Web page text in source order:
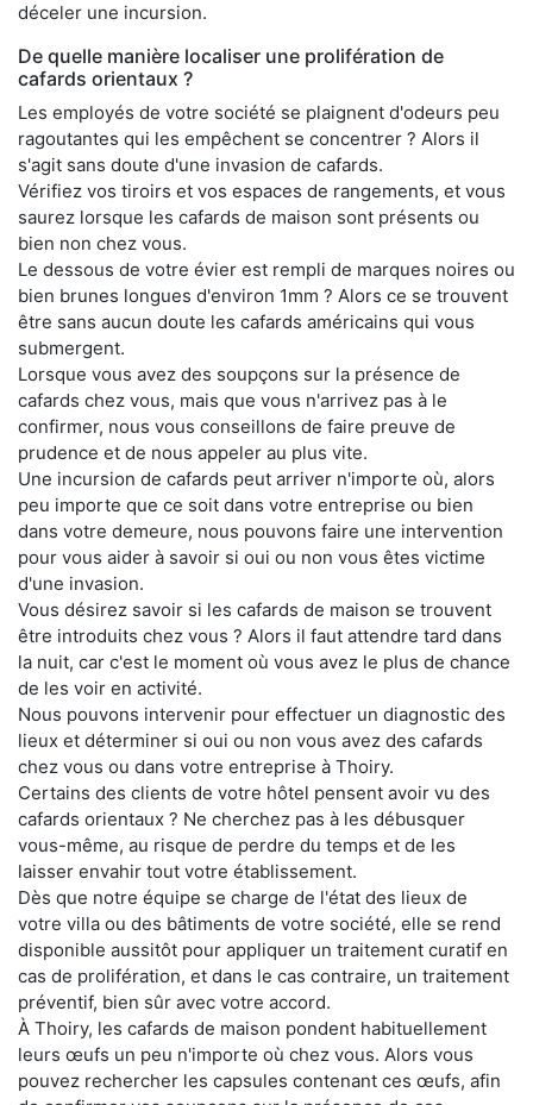
déceler une incursion.
De quelle manière localiser une prolifération de
cafards orientaux ?
Les employés de votre société se plaignent d'odeurs peu
ragoutantes qui les empêchent se concentrer ? Alors il
s'agit sans doute d'une invasion de cafards.
Vérifiez vos tiroirs et vos espaces de rangements, et vous
saurez lorsque les cafards de maison sont présents ou
bien non chez vous.
Le dessous de votre évier est rempli de marques noires ou
bien brunes longues d'environ 1mm ? Alors ce se trouvent
être sans aucun doute les cafards américains qui vous
submergent.
Lorsque vous avez des soupçons sur la présence de
cafards chez vous, mais que vous n'arrivez pas à le
confirmer, nous vous conseillons de faire preuve de
prudence et de nous appeler au plus vite.
Une incursion de cafards peut arriver n'importe où, alors
peu importe que ce soit dans votre entreprise ou bien
dans votre demeure, nous pouvons faire une intervention
pour vous aider à savoir si oui ou non vous êtes victime
d'une invasion.
Vous désirez savoir si les cafards de maison se trouvent
être introduits chez vous ? Alors il faut attendre tard dans
la nuit, car c'est le moment où vous avez le plus de chance
de les voir en activité.
Nous pouvons intervenir pour effectuer un diagnostic des
lieux et déterminer si oui ou non vous avez des cafards
chez vous ou dans votre entreprise à Thoiry.
Certains des clients de votre hôtel pensent avoir vu des
cafards orientaux ? Ne cherchez pas à les débusquer
vous-même, au risque de perdre du temps et de les
laisser envahir tout votre établissement.
Dès que notre équipe se charge de l'état des lieux de
votre villa ou des bâtiments de votre société, elle se rend
disponible aussitôt pour appliquer un traitement curatif en
cas de prolifération, et dans le cas contraire, un traitement
préventif, bien sûr avec votre accord.
À Thoiry, les cafards de maison pondent habituellement
leurs œufs un peu n'importe où chez vous. Alors vous
pouvez rechercher les capsules contenant ces œufs, afin